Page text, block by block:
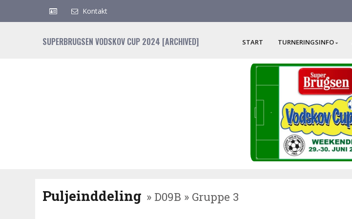
Kontakt
SUPERBRUGSEN VODSKOV CUP 2024 [ARCHIVED] START TURNERINGSINFO
Puljeinddeling » D09B » Gruppe 3